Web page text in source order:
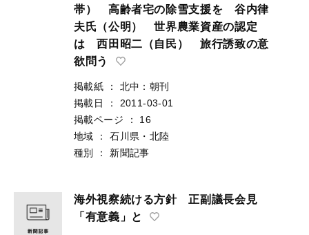
帯） 高齢者宅の除雪支援を 谷内律
夫氏（公明） 世界農業資産の認定
は 西田昭二（自民） 旅行誘致の意
欲問う
掲載紙 ：
北中：朝刊
掲載日
：
2011-03-01
掲載ページ
：
16
地域
：
石川県・北陸
種別
： 新聞記事
海外視察続ける方針 正副議長会見
「有意義」と